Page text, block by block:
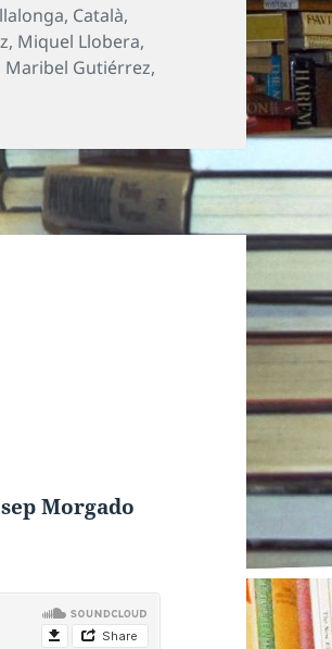
, Català,
, Miquel Llobera,
Maribel Gutiérrez,
Morgado